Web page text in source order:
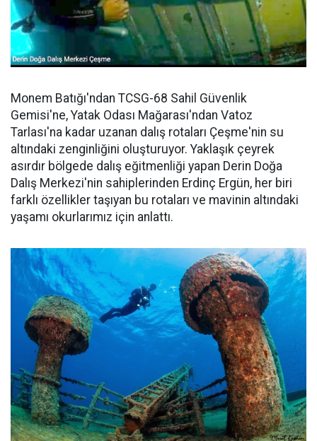
Monem Batığı'ndan TCSG-68 Sahil Güvenlik
Gemisi'ne, Yatak Odası Mağarası'ndan Vatoz
Tarlası'na kadar uzanan dalış rotaları Çeşme'nin su
altındaki zenginliğini oluşturuyor. Yaklaşık çeyrek
asırdır bölgede dalış eğitmenliği yapan Derin Doğa
Dalış Merkezi'nin sahiplerinden Erdinç Ergün, her biri
farklı özellikler taşıyan bu rotaları ve mavinin altındaki
yaşamı okurlarımız için anlattı.